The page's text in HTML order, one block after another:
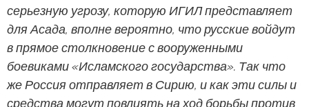
серьезную угрозу, которую ИГИЛ представляет
для Асада, вполне вероятно, что русские войдут
в прямое столкновение с вооруженными
боевиками «Исламского государства». Так что
же Россия отправляет в Сирию, и как эти силы и
средства могут повлиять на ход борьбы против